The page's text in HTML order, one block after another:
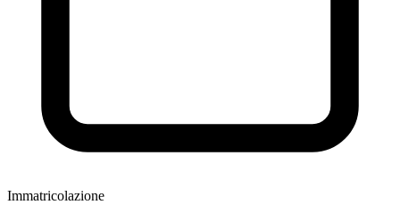
Immatricolazione